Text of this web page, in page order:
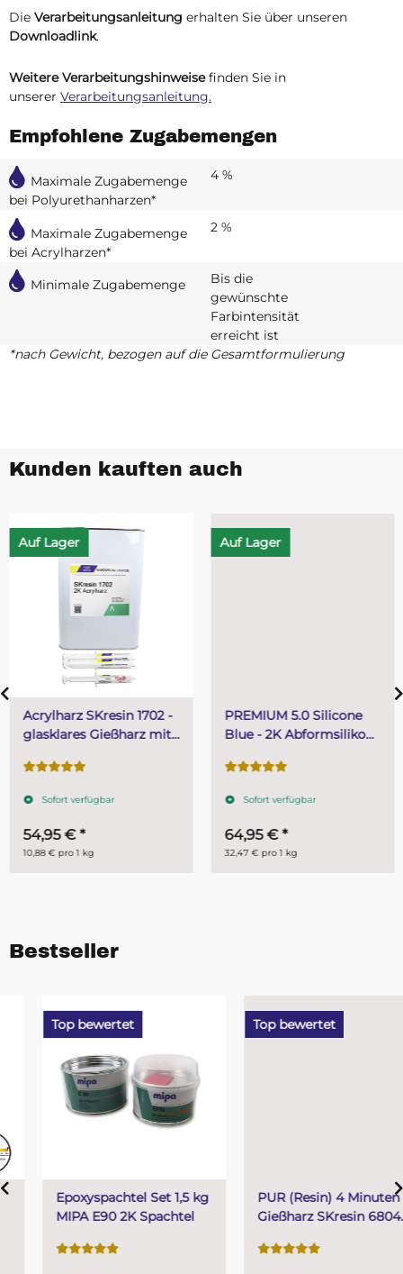
Die Verarbeitungsanleitung erhalten Sie über unseren
Downloadlink.
Weitere Verarbeitungshinweisefinden Sie in
unserer Verarbeitungsanleitung.
Empfohlene Zugabemengen
Maximale Zugabemenge
bei Polyurethanharzen*
4 %
Maximale Zugabemenge
bei Acrylharzen*
2 %
Minimale Zugabemenge
Bis die
gewünschte
Farbintensität
erreicht ist
*nach Gewicht, bezogen auf die Gesamtformulierung
Kunden kauften auch
Auf Lager
Acrylharz SKresin 1702 -
glasklares Gießharz mit
Härter
Sofort verfügbar
54,95 €*
10,88 € pro 1 kg
Auf Lager
PREMIUM 5.0 Silicone
Blue - 2K Abformsilikon
kg (A 1 kg + B 1 kg)
Sofort verfügbar
64,95 €*
32,47 € pro 1 kg
Bestseller
Top bewertet
Epoxyspachtel Set 1,5 kg
MIPA E90 2K Spachtel
Top bewertet
PUR (Resin) 4 Minuten
Gießharz SKresin 6804